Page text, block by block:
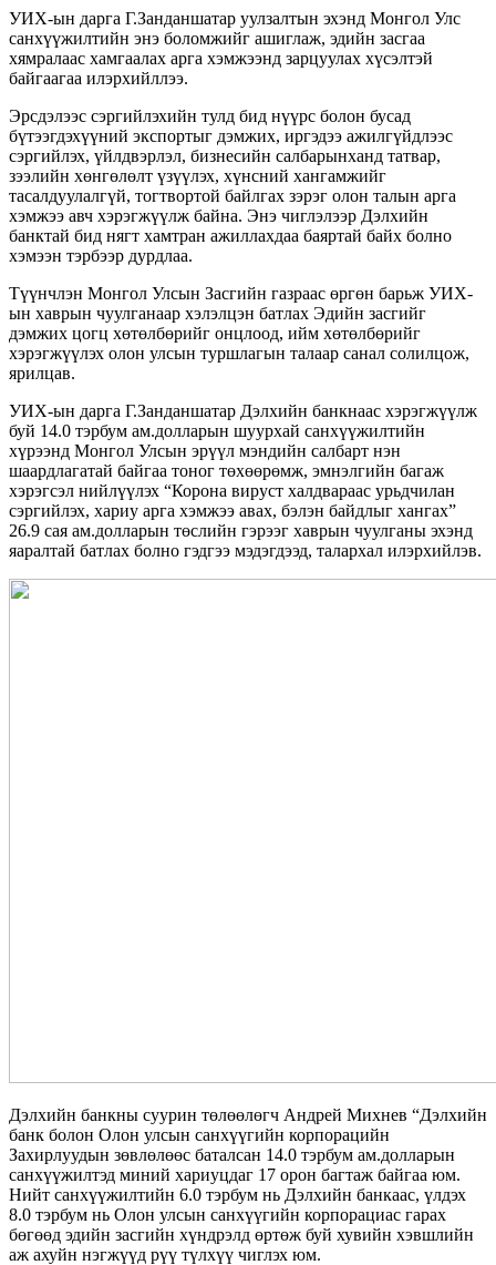
УИХ-ын дарга Г.Занданшатар уулзалтын эхэнд Монгол Улс
санхүүжилтийн энэ боломжийг ашиглаж, эдийн засгаа
хямралаас хамгаалах арга хэмжээнд зарцуулах хүсэлтэй
байгаагаа илэрхийллээ.
Эрсдэлээс сэргийлэхийн тулд бид нүүрс болон бусад
бүтээгдэхүүний экспортыг дэмжих, иргэдээ ажилгүйдлээс
сэргийлэх, үйлдвэрлэл, бизнесийн салбарынханд татвар,
зээлийн хөнгөлөлт үзүүлэх, хүнсний хангамжийг
тасалдуулалгүй, тогтвортой байлгах зэрэг олон талын арга
хэмжээ авч хэрэгжүүлж байна. Энэ чиглэлээр Дэлхийн
банктай бид нягт хамтран ажиллахдаа баяртай байх болно
хэмээн тэрбээр дурдлаа.
Түүнчлэн Монгол Улсын Засгийн газраас өргөн барьж УИХ-
ын хаврын чуулганаар хэлэлцэн батлах Эдийн засгийг
дэмжих цогц хөтөлбөрийг онцлоод, ийм хөтөлбөрийг
хэрэгжүүлэх олон улсын туршлагын талаар санал солилцож,
ярилцав.
УИХ-ын дарга Г.Занданшатар Дэлхийн банкнаас хэрэгжүүлж
буй 14.0 тэрбум ам.долларын шуурхай санхүүжилтийн
хүрээнд Монгол Улсын эрүүл мэндийн салбарт нэн
шаардлагатай байгаа тоног төхөөрөмж, эмнэлгийн багаж
хэрэгсэл нийлүүлэх “Корона вируст халдвараас урьдчилан
сэргийлэх, хариу арга хэмжээ авах, бэлэн байдлыг хангах”
26.9 сая ам.долларын төслийн гэрээг хаврын чуулганы эхэнд
яаралтай батлах болно гэдгээ мэдэгдээд, талархал илэрхийлэв.
Дэлхийн банкны суурин төлөөлөгч Андрей Михнев “Дэлхийн
банк болон Олон улсын санхүүгийн корпорацийн
Захирлуудын зөвлөлөөс баталсан 14.0 тэрбум ам.долларын
санхүүжилтэд миний хариуцдаг 17 орон багтаж байгаа юм.
Нийт санхүүжилтийн 6.0 тэрбум нь Дэлхийн банкаас, үлдэх
8.0 тэрбум нь Олон улсын санхүүгийн корпорациас гарах
бөгөөд эдийн засгийн хүндрэлд өртөж буй хувийн хэвшлийн
аж ахуйн нэгжүүд рүү түлхүү чиглэх юм.